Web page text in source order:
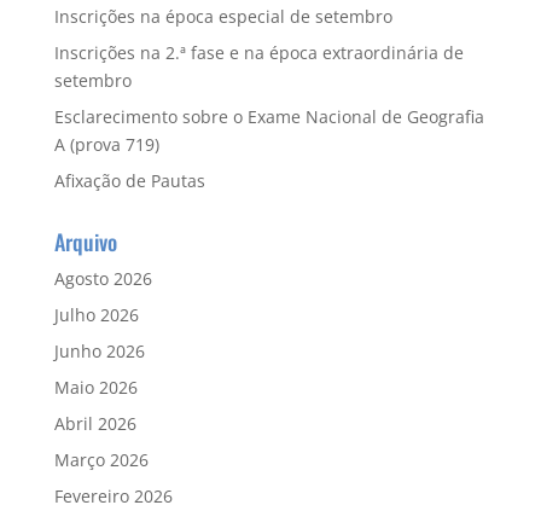
Inscrições na época especial de setembro
Inscrições na 2.ª fase e na época extraordinária de
setembro
Esclarecimento sobre o Exame Nacional de Geografia
A (prova 719)
Afixação de Pautas
Arquivo
Agosto 2026
Julho 2026
Junho 2026
Maio 2026
Abril 2026
Março 2026
Fevereiro 2026